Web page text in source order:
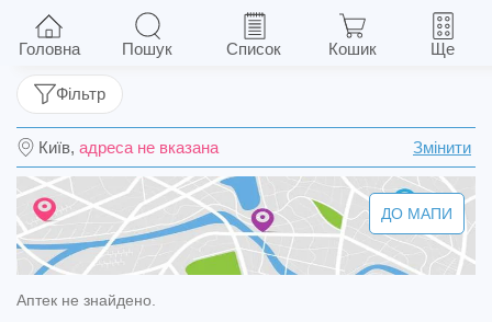
Пластир Леопед хірургічний стерильний
білий 9 см х 30 см, 1 шт.
Київ, адреса не вказана Змінити
Фільтр
ДО МАПИ
Аптек не знайдено.
Головна Пошук Список Кошик Ще